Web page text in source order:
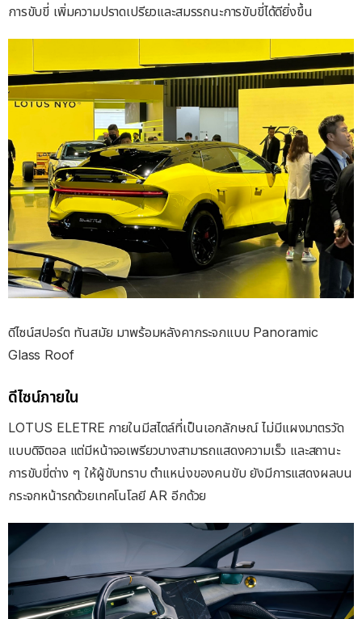
การขับขี่ เพิ่มความปราดเปรียวและสมรรถนะการขับขี่ได้ดียิ่งขึ้น
ดีไซน์สปอร์ต ทันสมัย มาพร้อมหลังคากระจกแบบ Panoramic
Glass Roof
ดีไซน์ภายใน
LOTUS ELETRE ภายในมีสไตล์ที่เป็นเอกลักษณ์ ไม่มีแผงมาตรวัด
แบบดิจิตอล แต่มีหน้าจอเพรียวบางสามารถแสดงความเร็ว และสถานะ
การขับขี่ต่าง ๆ ให้ผู้ขับทราบ ตำแหน่งของคนขับ ยังมีการแสดงผลบน
กระจกหน้ารถด้วยเทคโนโลยี AR อีกด้วย